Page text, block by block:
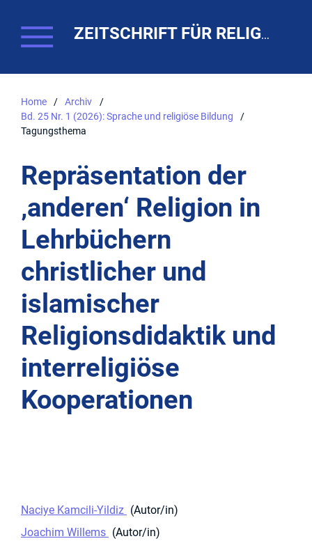
ZEITSCHRIFT FÜR RELIGIONSPÄDAGOGIK. THEO-WEB
Home / Archiv
/
Bd. 25 Nr. 1 (2026): Sprache und religiöse Bildung
/
Tagungsthema
Repräsentation der
‚anderen‘ Religion in
Lehrbüchern
christlicher und
islamischer
Religionsdidaktik und
interreligiöse
Kooperationen
Naciye Kamcili-Yildiz Autor/in
Joachim Willems Autor/in